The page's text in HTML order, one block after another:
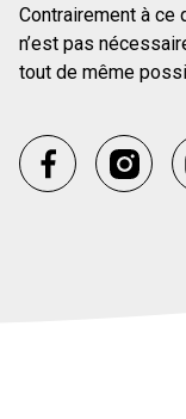
Contrairement à ce
n’est pas
tout de même